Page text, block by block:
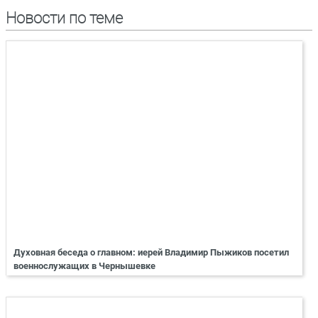
Новости по теме
Духовная беседа о главном: иерей Владимир Пыжиков посетил
военнослужащих в Чернышевке